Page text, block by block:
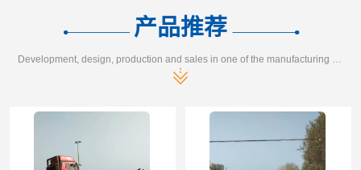
产品推荐
Development, design, production and sales in one of the manufacturing enterprises